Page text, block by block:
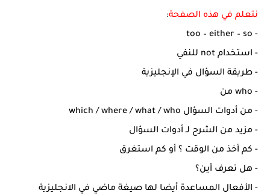
نتعلم في هذه الصفحة:
- too – either – so
- استخدام not للنفي
- طريقة السؤال في الإنجليزية
- who من
- من أدوات السؤال which / where / what / who
- مزيد من الشرح لـ أدوات السؤال
- كم أخذ من الوقت ؟ أو كم استغرق
- هل تعرف أين؟
- الأفعال المساعدة أيضا لها صيغة ماضي في الانجليزية